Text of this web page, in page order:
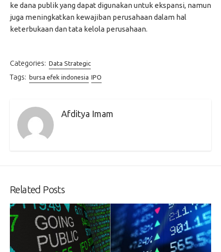
ke dana publik yang dapat digunakan untuk ekspansi, namun
juga meningkatkan kewajiban perusahaan dalam hal
keterbukaan dan tata kelola perusahaan.
Categories: Data Strategic
Tags: bursa efek indonesia IPO
Afditya Imam
Related Posts